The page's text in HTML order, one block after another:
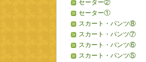
セーター②
セーター①
スカート・パンツ⑧
スカート・パンツ⑦
スカート・パンツ⑥
スカート・パンツ⑤